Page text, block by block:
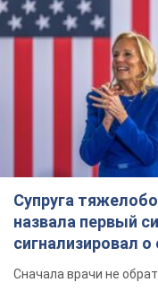
Супруга
назвала первый
сигнализировал о
Сначала врачи не